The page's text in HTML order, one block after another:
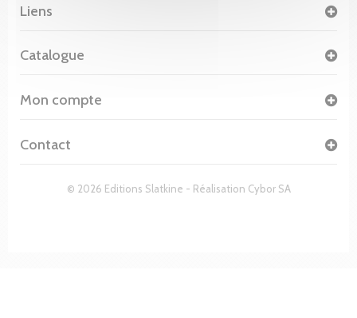
© 2026 Editions Slatkine - Réalisation Cybor SA
Liens
Catalogue
Mon compte
Contact